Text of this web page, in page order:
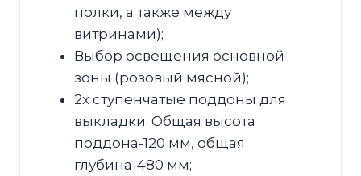
полки, а также между
витринами);
Выбор освещения основной
зоны (розовый мясной);
2х ступенчатые поддоны для
выкладки. Общая высота
поддона-120 мм, общая
глубина-480 мм;